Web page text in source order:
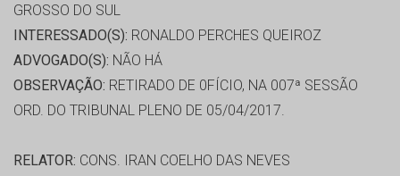
GROSSO DO SUL
INTERESSADO(S): RONALDO PERCHES QUEIROZ
ADVOGADO(S): NÃO HÁ
OBSERVAÇÃO: RETIRADO DE 0FÍCIO, NA 007ª SESSÃO
ORD. DO TRIBUNAL PLENO DE 05/04/2017.
RELATOR: CONS. IRAN COELHO DAS NEVES